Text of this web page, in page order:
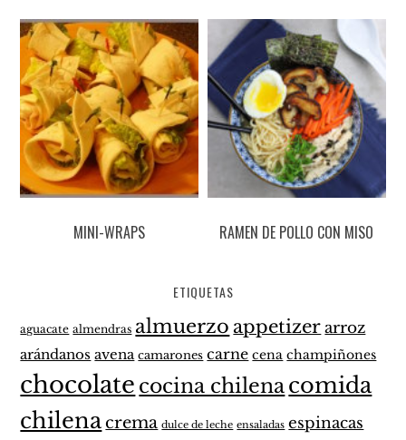
MINI-WRAPS RAMEN DE POLLO CON MISO
ETIQUETAS
aguacate almendras almuerzo appetizer arroz
arándanos avena camarones carne cena champiñones
chocolate cocina chilenacomida
chilenacrema dulce de leche ensaladas espinacas